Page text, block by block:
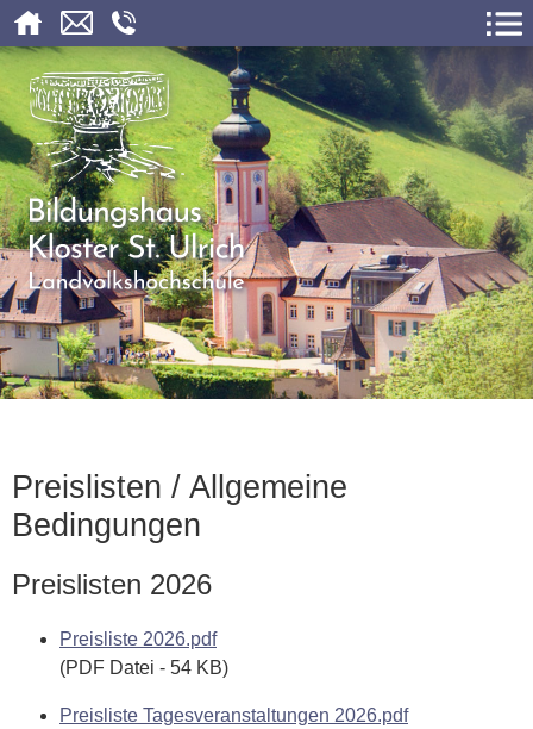
Preislisten / Allgemeine
Bedingungen
Preislisten 2026
Preisliste 2026.pdf
(PDF Datei - 54 KB)
Preisliste Tagesveranstaltungen 2026.pdf